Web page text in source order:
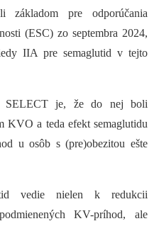
základom pre odporúčania
(ESC) zo septembra 2024,
IIA pre semaglutid v tejto
SELECT je, že do nej boli
KVO a teda efekt semaglutidu
u osôb s (pre)obezitou ešte
vedie nielen k redukcii
KV-príhod, ale